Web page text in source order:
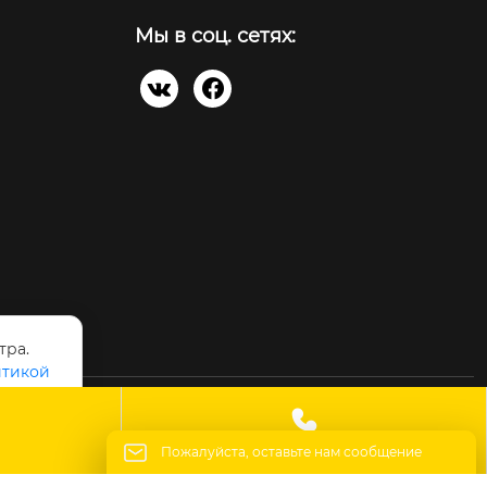
Мы в соц. сетях:
 
Применение 
Контакты
Пожалуйста, оставьте нам сообщение